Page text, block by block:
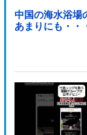
中国の海水浴場
あまりにも・・